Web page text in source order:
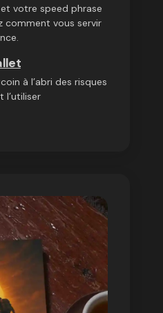
votre speed phrase
comment vous servir
à l’abri des risques
l’utiliser